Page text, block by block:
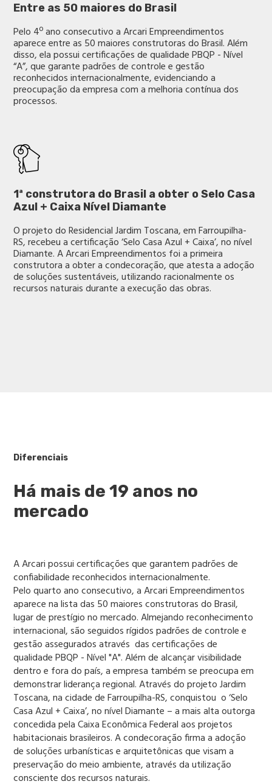
Entre as 50 maiores do Brasil
Pelo 4º ano consecutivo a Arcari Empreendimentos
aparece entre as 50 maiores construtoras do Brasil. Além
disso, ela possui certificações de qualidade PBQP - Nível
“A”, que garante padrões de controle e gestão
reconhecidos internacionalmente, evidenciando a
preocupação da empresa com a melhoria contínua dos
processos.
1ª construtora do Brasil a obter o Selo Casa
Azul + Caixa Nível Diamante
O projeto do Residencial Jardim Toscana, em Farroupilha-
RS, recebeu a certificação ‘Selo Casa Azul + Caixa’, no nível
Diamante. A Arcari Empreendimentos foi a primeira
construtora a obter a condecoração, que atesta a adoção
de soluções sustentáveis, utilizando racionalmente os
recursos naturais durante a execução das obras.
Diferenciais
Há mais de 19 anos no
mercado
A Arcari possui certificações que garantem padrões de
confiabilidade reconhecidos internacionalmente.
Pelo quarto ano consecutivo, a Arcari Empreendimentos
aparece na lista das 50 maiores construtoras do Brasil,
lugar de prestígio no mercado. Almejando reconhecimento
internacional, são seguidos rígidos padrões de controle e
gestão assegurados através das certificações de
qualidade PBQP - Nível "A". Além de alcançar visibilidade
dentro e fora do país, a empresa também se preocupa em
demonstrar liderança regional. Através do projeto Jardim
Toscana, na cidade de Farroupilha-RS, conquistou o ‘Selo
Casa Azul + Caixa’, no nível Diamante – a mais alta outorga
concedida pela Caixa Econômica Federal aos projetos
habitacionais brasileiros. A condecoração firma a adoção
de soluções urbanísticas e arquitetônicas que visam a
preservação do meio ambiente, através da utilização
consciente dos recursos naturais.